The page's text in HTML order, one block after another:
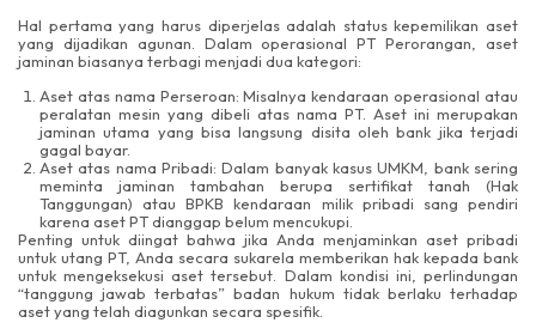
Hal pertama yang harus diperjelas adalah status kepemilikan aset
yang dijadikan agunan. Dalam operasional PT Perorangan, aset
jaminan biasanya terbagi menjadi dua kategori:
Aset atas nama Perseroan: Misalnya kendaraan operasional atau
peralatan mesin yang dibeli atas nama PT. Aset ini merupakan
jaminan utama yang bisa langsung disita oleh bank jika terjadi
gagal bayar.
Aset atas nama Pribadi: Dalam banyak kasus UMKM, bank sering
meminta jaminan tambahan berupa sertifikat tanah (Hak
Tanggungan) atau BPKB kendaraan milik pribadi sang pendiri
karena aset PT dianggap belum mencukupi.
Penting untuk diingat bahwa jika Anda menjaminkan aset pribadi
untuk utang PT, Anda secara sukarela memberikan hak kepada bank
untuk mengeksekusi aset tersebut. Dalam kondisi ini, perlindungan
“tanggung jawab terbatas” badan hukum tidak berlaku terhadap
aset yang telah diagunkan secara spesifik.